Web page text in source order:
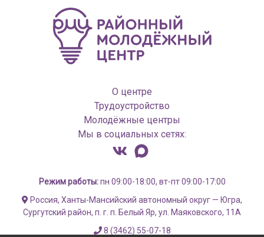
О центре
Трудоустройство
Молодёжные центры
Мы в социальных сетях:
Режим работы:пн 09:00-18:00, вт-пт 09:00-17:00
Россия, Ханты-Мансийский автономный округ — Югра,
Сургутский район, п. г. п. Белый Яр, ул. Маяковского, 11А
8 (3462) 55-07-18